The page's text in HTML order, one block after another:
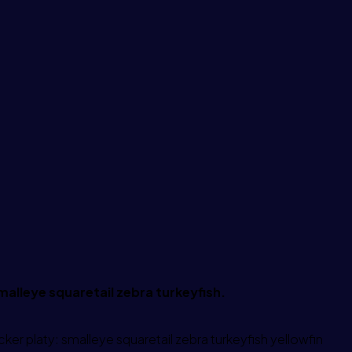
squaretail zebra turkeyfish.
platy: smalleye squaretail zebra turkeyfish yellowfin